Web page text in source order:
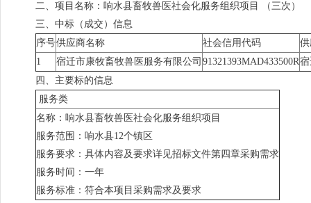
二、项目名称：响水县畜牧兽医社会化服务组织项目 （三次）
三、中标（成交）信息
序号供应商名称 社会信用代码
1
宿迁市康牧畜牧兽医服务有限公司 91321393MAD433500R
四、主要标的信息
服务类
名称：响水县畜牧兽医社会化服务组织项目
服务范围：响水县12个镇区
服务要求：具体内容及要求详见招标文件第四章采购需求
服务时间：一年
服务标准：符合本项目采购需求及要求